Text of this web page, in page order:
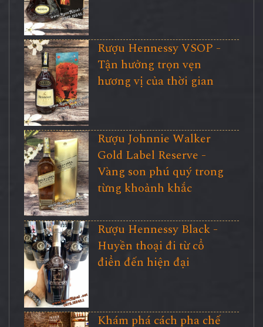
Rượu Hennessy VSOP -
Tận hưởng trọn vẹn
hương vị của thời gian
Rượu Johnnie Walker
Gold Label Reserve -
Vàng son phú quý trong
từng khoảnh khắc
Rượu Hennessy Black -
Huyền thoại đi từ cổ
điển đến hiện đại
Khám phá cách pha chế